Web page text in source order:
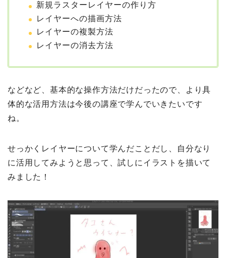
新規ラスターレイヤーの作り方
レイヤーへの描画方法
レイヤーの複製方法
レイヤーの消去方法
などなど、基本的な操作方法だけだったので、より具
体的な活用方法は今後の講座で学んでいきたいです
ね。
せっかくレイヤーについて学んだことだし、自分なり
に活用してみようと思って、試しにイラストを描いて
みました！